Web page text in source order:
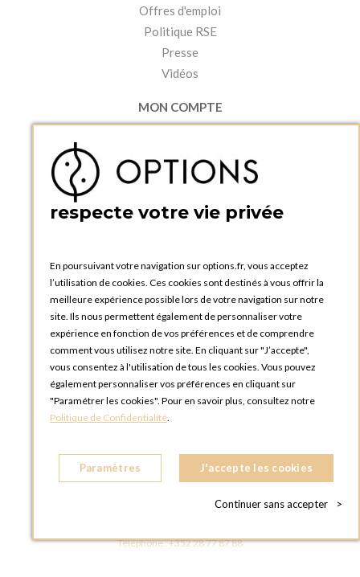
Offres d'emploi
Politique RSE
Presse
Vidéos
MON COMPTE
Accéder à mon compte
Créer un compte
PRATIQUE
Catalogues et bons de commande
Tutoriels
OPTIONS LUXEMBOURG
13 rue Paul Rischard
5324 Contern
LUXEMBOURG
BOUTIQUE OPTIONS LUXEMBOURG
L - 1842 HOWALD LUXEMBOURG
Téléphone :+352 28 77 87 88
respecte votre vie privée
En poursuivant votre navigation sur options.fr, vous acceptez
l’utilisation de cookies. Ces cookies sont destinés à vous offrir la
meilleure expérience possible lors de votre navigation sur notre
site. Ils nous permettent également de personnaliser votre
expérience en fonction de vos préférences et de comprendre
comment vous utilisez notre site. En cliquant sur "J’accepte",
vous consentez à l'utilisation de tous les cookies. Vous pouvez
également personnaliser vos préférences en cliquant sur
"Paramétrer les cookies". Pour en savoir plus, consultez notre
Politique de Confidentialité.
Paramètres J'accepte les cookies
Continuer sans accepter >